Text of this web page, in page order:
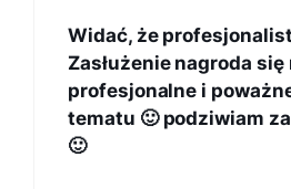
Widać, że
Zasłużenie nagroda się
profesjonalne i
tematu 🙂 podziwiam
🙂